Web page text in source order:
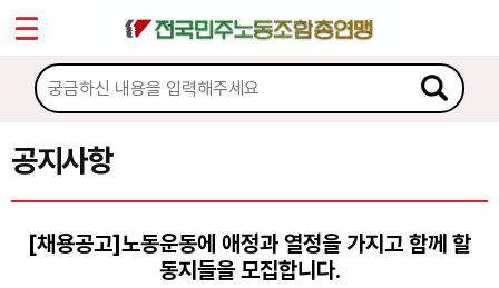
공지사항
[채용공고]노동운동에 애정과 열정을 가지고 함께 할
동지들을 모집합니다.
마이페이지
소개
소식
공지사항
성명·보도
Sketchbook5, 스케치북5
Sketchbook5, 스케치북5